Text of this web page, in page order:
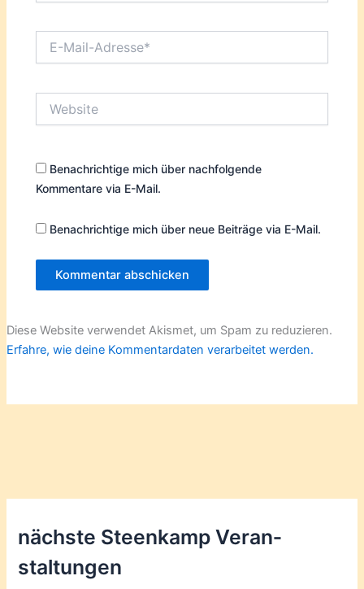
Mail-
Benachrichtige mich über nachfolgende
Kommentare via E-Mail.
Benachrichtige mich über neue Beiträge via E-Mail.
Diese Website verwendet Akismet, um Spam zu reduzieren.
Erfahre, wie deine Kommentardaten verarbeitet werden.
nächste Steenkamp Veran­
staltungen